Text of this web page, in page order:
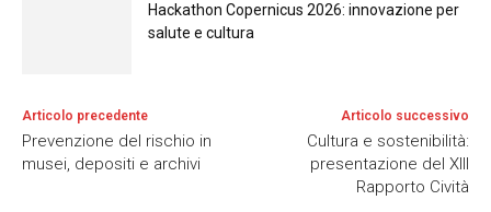
Hackathon Copernicus 2026: innovazione per
salute e cultura
Articolo precedente
Prevenzione del rischio in
musei, depositi e archivi
Articolo successivo
Cultura e sostenibilità:
presentazione del XIII
Rapporto Cività